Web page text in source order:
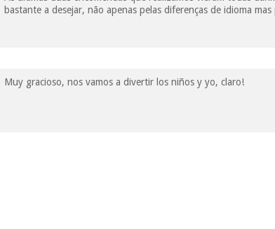
bastante a desejar, não apenas pelas diferenças de idioma
Muy gracioso, nos vamos a divertir los niños y yo, claro!